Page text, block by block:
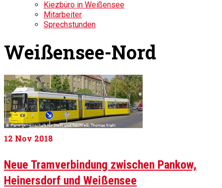
Kiezbüro in Weißensee
Mitarbeiter
Sprechstunden
Weißensee-Nord
12 Nov 2018
Neue Tramverbindung zwischen Pankow,
Heinersdorf und Weißensee